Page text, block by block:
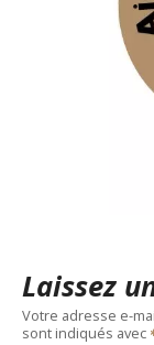
Laissez
Votre adresse e-
sont indiqués avec